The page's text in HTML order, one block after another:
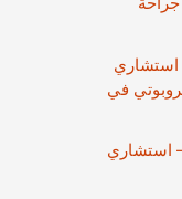
استشاري
في
– استشاري